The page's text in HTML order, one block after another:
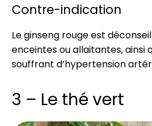
Contre-indication
Le ginseng rouge est
enceintes ou allaitantes, ainsi
souffrant d’hypertension
3 – Le thé vert